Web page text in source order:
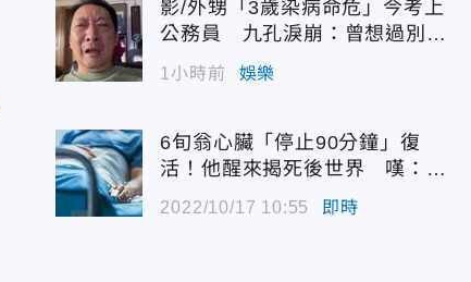
影/外甥「3歲染病命危」今考上
公務員 九孔淚崩：曾想過別救
他
1小時前 娛樂
6旬翁心臟「停止90分鐘」復
活！他醒來揭死後世界 嘆：很
2022/10/17 10:55 即時